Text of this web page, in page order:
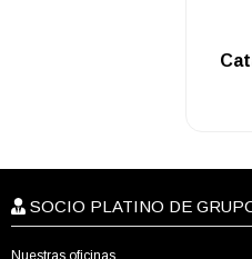
SOCIO PLATINO DE